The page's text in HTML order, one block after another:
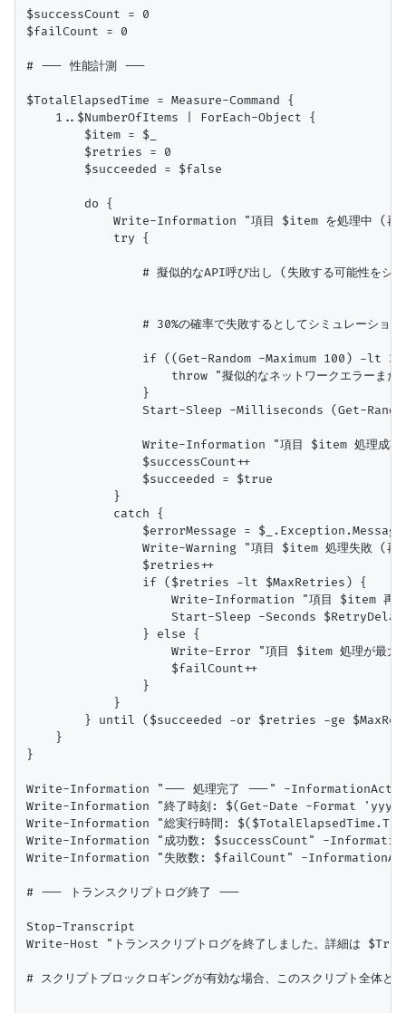
$successCount = 0
$failCount = 0
# --- 性能計測 ---
$TotalElapsedTime = Measure-Command {
    1..$NumberOfItems | ForEach-Object {
        $item = $_
        $retries = 0
        $succeeded = $false
        do {
Write-Information "項目 $item を処理中 (
            try {
# 擬似的なAPI呼び出し (失敗する可能性をシミ
                # 30%の確率で失敗するとしてシミュレーション
if ((Get-Random -Maximum 100) -lt
throw "擬似的なネットワークエラーまたは
                }
Start-Sleep -Milliseconds (Get-Random
Write-Information "項目 $item 処理成
                $successCount++
                $succeeded = $true
            }
            catch {
                $errorMessage = $_.Exception.Message
Write-Warning "項目 $item 処理失敗 (
                $retries++
                if ($retries -lt $MaxRetries) {
Write-Information "項目 $item 再
Start-Sleep -Seconds
                } else {
Write-Error "項目 $item 処理が最大
                    $failCount++
                }
            }
} until ($succeeded -or $retries -ge
    }
}
Write-Information "--- 処理完了 ---" -
Write-Information "終了時刻: $(Get-Date -Format
Write-Information "総実行時間:
Write-Information "成功数: $successCount" -
Write-Information "失敗数: $failCount" -
# --- トランスクリプトログ終了 ---
Stop-Transcript
Write-Host "トランスクリプトログを終了しました。詳細は
# スクリプトブロックロギングが有効な場合、このスクリプト全体と